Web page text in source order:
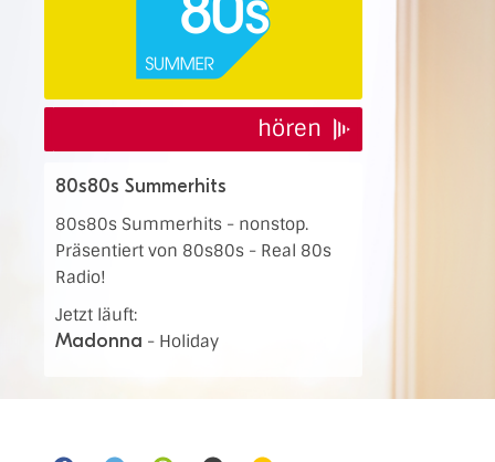
hören
80s80s Summerhits
80s80s Summerhits - nonstop.
Präsentiert von 80s80s - Real 80s
Radio!
Jetzt läuft:
Madonna - Holiday